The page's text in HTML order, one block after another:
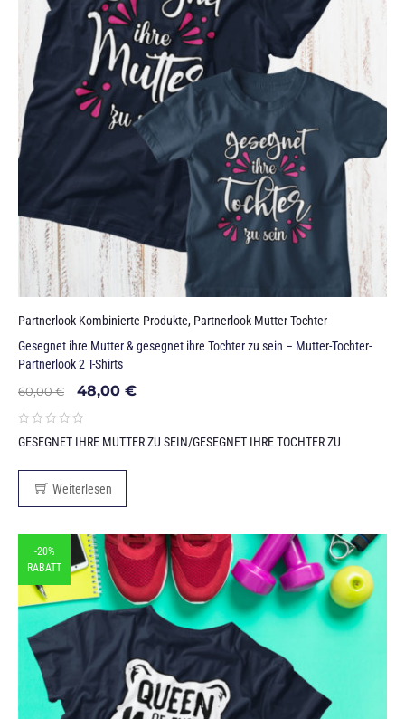
Partnerlook Kombinierte Produkte, Partnerlook Mutter Tochter
Gesegnet ihre Mutter & gesegnet ihre Tochter zu sein – Mutter-Tochter-
Partnerlook 2 T-Shirts
60,00€ 48,00 €
GESEGNET IHRE MUTTER ZU SEIN/GESEGNET IHRE TOCHTER ZU
Weiterlesen
-20%
RABATT